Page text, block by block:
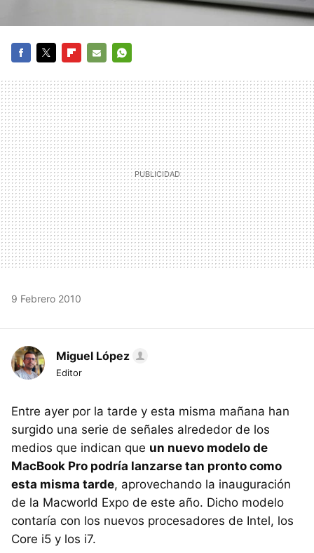
MAIL
9 Febrero 2010
Miguel López
Editor
Entre ayer por la tarde y esta misma mañana han
surgido una serie de señales alrededor de los
medios que indican que un nuevo modelo de
MacBook Pro podría lanzarse tan pronto como
esta misma tarde, aprovechando la inauguración
de la Macworld Expo de este año. Dicho modelo
contaría con los nuevos procesadores de Intel, los
Core i5 y los i7.